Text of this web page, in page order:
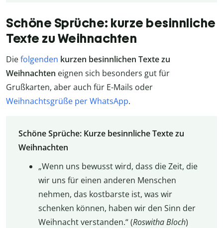
Schöne Sprüche: kurze besinnliche
Texte zu Weihnachten
Diefolgenden kurzen besinnlichen Texte zu
Weihnachten eignen sich besonders gut für
Grußkarten, aber auch für E-Mails oder
Weihnachtsgrüße per WhatsApp.
Schöne Sprüche: Kurze besinnliche Texte zu
Weihnachten
„Wenn uns bewusst wird, dass die Zeit, die
wir uns für einen anderen Menschen
nehmen, das kostbarste ist, was wir
schenken können, haben wir den Sinn der
Weihnacht verstanden.“ (Roswitha Bloch)